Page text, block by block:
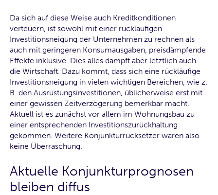
Da sich auf diese Weise auch Kreditkonditionen
verteuern, ist sowohl mit einer rückläufigen
Investitionsneigung der Unternehmen zu rechnen als
auch mit geringeren Konsumausgaben, preisdämpfende
Effekte inklusive. Dies alles dämpft aber letztlich auch
die Wirtschaft. Dazu kommt, dass sich eine rückläufige
Investitionsneigung in vielen wichtigen Bereichen, wie z.
B. den Ausrüstungsinvestitionen, üblicherweise erst mit
einer gewissen Zeitverzögerung bemerkbar macht.
Aktuell ist es zunächst vor allem im Wohnungsbau zu
einer entsprechenden Investitionszurückhaltung
gekommen. Weitere Konjunkturrücksetzer wären also
keine Überraschung.
Aktuelle Konjunkturprognosen
bleiben diffus